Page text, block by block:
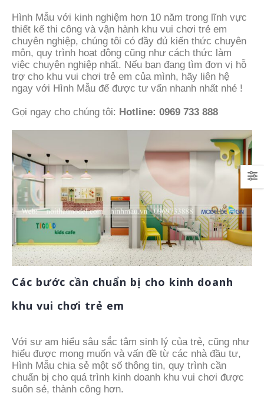
Hình Mẫu với kinh nghiệm hơn 10 năm trong lĩnh vực
thiết kế thi công và vận hành khu vui chơi trẻ em
chuyên nghiệp, chúng tôi có đầy đủ kiến thức chuyên
môn, quy trình hoạt động cũng như cách thức làm
việc chuyên nghiệp nhất. Nếu bạn đang tìm đơn vị hỗ
trợ cho khu vui chơi trẻ em của mình, hãy liên hệ
ngay với Hình Mẫu để được tư vấn nhanh nhất nhé !
Gọi ngay cho chúng tôi: Hotline: 0969 733 888
Các bước cần chuẩn bị cho kinh doanh
khu vui chơi trẻ em
Với sự am hiểu sâu sắc tâm sinh lý của trẻ, cũng như
hiểu được mong muốn và vấn đề từ các nhà đầu tư,
Hình Mẫu chia sẻ một số thông tin, quy trình cần
chuẩn bị cho quá trình kinh doanh khu vui chơi được
suôn sẻ, thành công hơn.